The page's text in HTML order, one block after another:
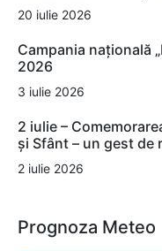
20 iulie 2026
Campania națională
2026
3 iulie 2026
2 iulie –
și Sfânt – un gest
2 iulie 2026
Prognoza Meteo